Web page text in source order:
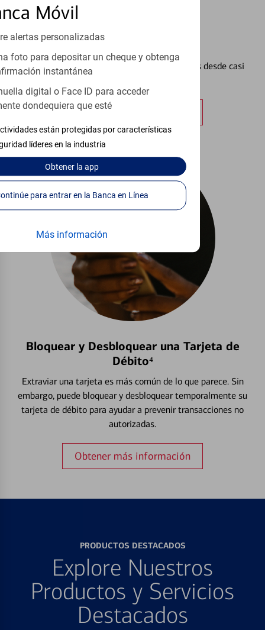
Móvil
alertas personalizadas
foto para depositar un cheque y obtenga
instantánea
digital o Face ID para acceder
dondequiera que esté
están protegidas por características
líderes en la industria
Obtenerla app
Continúe para entrar en la Banca en Línea
Más información
Vea cómo mantener el control de sus finanzas desde casi
Obtener más información
Bloquear y Desbloquear una Tarjeta de
Débito⁴
Extraviar una tarjeta es más común de lo que parece. Sin
embargo, puede bloquear y desbloquear temporalmente su
tarjeta de débito para ayudar a prevenir transacciones no
autorizadas.
Obtener más información
PRODUCTOS DESTACADOS
Explore Nuestros
Productos y Servicios
Destacados